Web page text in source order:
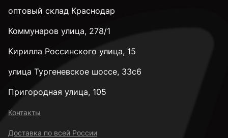
оптовый склад Краснодар
Коммунаров улица, 278/1
Кирилла Россинского улица, 15
улица Тургеневское шоссе, 33с6
Пригородная улица, 105
Контакты
Доставка по всей России